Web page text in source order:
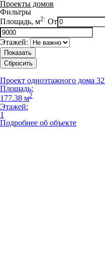
Проекты домов
Фильтры
Площадь, м2: От
Этажей:
Показать
Сбросить
Проект одноэтажного дома
Площадь:
177.38 м2
Этажей:
1
Подробнее об объекте